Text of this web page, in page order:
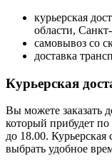
курьерская
области,
самовывоз со
доставка
Курьерская
Вы можете заказать
который прибудет
до 18.00.
выбрать удобное